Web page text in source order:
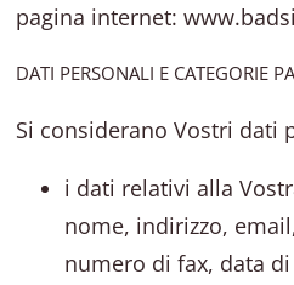
pagina internet:
DATI PERSONALI E CATEGORIE
Si considerano Vostri dati
i dati relativi alla
nome, indirizzo,
numero di fax, data